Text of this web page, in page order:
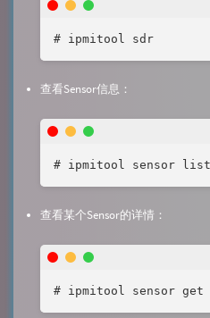
# ipmitool sdr
查看Sensor信息：
# ipmitool sensor list
查看某个Sensor的详情：
# ipmitool sensor get